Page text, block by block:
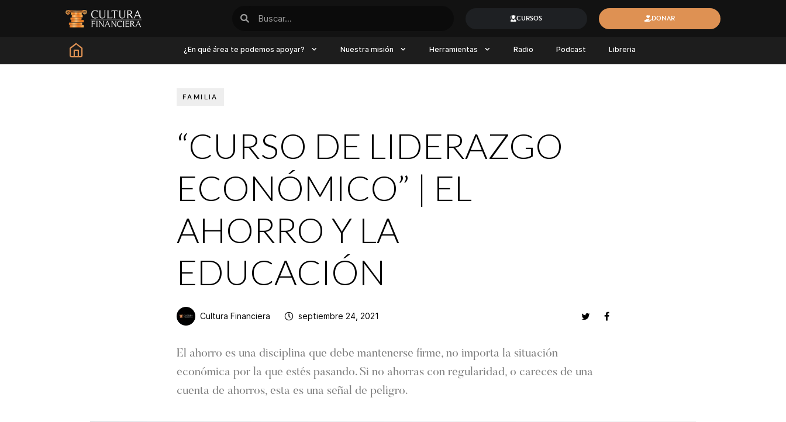
CURSOS DONAR
¿En qué área te podemos apoyar? Nuestra misión Herramientas Radio Podcast Libreria
FAMILIA
“CURSO DE LIDERAZGO
ECONÓMICO” | EL
AHORRO Y LA
EDUCACIÓN
Cultura Financiera septiembre 24, 2021
El ahorro es una disciplina que debe mantenerse firme, no importa la situación
económica por la que estés pasando. Si no ahorras con regularidad, o careces de una
cuenta de ahorros, esta es una señal de peligro.